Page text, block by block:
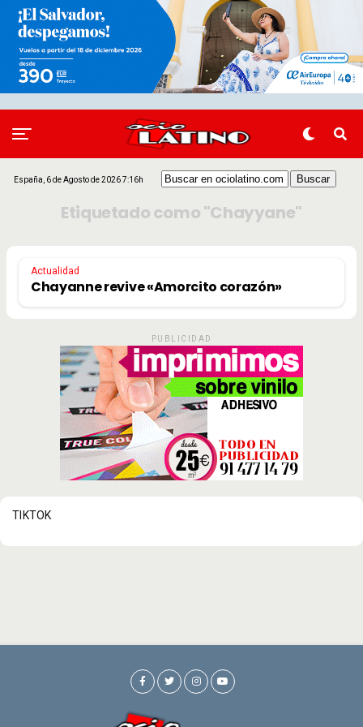
España, 6 de Agosto de 2026 7:16h
Etiquetado como "Chayyane"
Actualidad
Chayanne revive «Amorcito corazón»
PUBLICIDAD
TIKTOK